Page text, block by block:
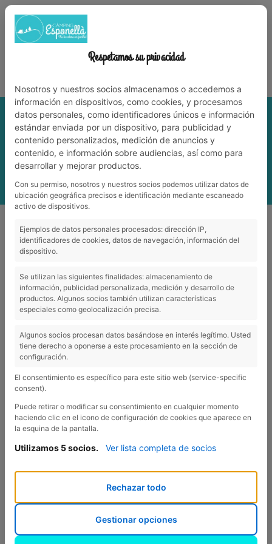
972 59 70 74
TRABAJA CON NOSOTROS
¡Vive la naturaleza en familia!
MENÚ
Gastronomía de otoño en el Pla de l'Estany
Gastronomía de otoño en el Pla de l'Estany
El otoño en el Pla de l’Estany es una época ideal para
disfrutar de los productos locales y de temporada. Los
bosques ofrecen setas, castañas y frutos secos,
Respetamos su privacidad
Nosotros y nuestros socios almacenamos o accedemos a
información en dispositivos, como cookies, y procesamos
datos personales, como identificadores únicos e información
estándar enviada por un dispositivo, para publicidad y
contenido personalizados, medición de anuncios y
contenido, e información sobre audiencias, así como para
desarrollar y mejorar productos.
Con su permiso, nosotros y nuestros socios podemos utilizar datos de
ubicación geográfica precisos e identificación mediante escaneado
activo de dispositivos.
Ejemplos de datos personales procesados: dirección IP,
identificadores de cookies, datos de navegación, información del
dispositivo.
Se utilizan las siguientes finalidades: almacenamiento de
información, publicidad personalizada, medición y desarrollo de
productos. Algunos socios también utilizan características
especiales como geolocalización precisa.
Algunos socios procesan datos basándose en interés legítimo. Usted
tiene derecho a oponerse a este procesamiento en la sección de
configuración.
El consentimiento es específico para este sitio web (service-specific
consent).
Puede retirar o modificar su consentimiento en cualquier momento
haciendo clic en el icono de configuración de cookies que aparece en
la esquina de la pantalla.
Utilizamos 5 socios. Ver lista completa de socios
Rechazar todo
Gestionar opciones